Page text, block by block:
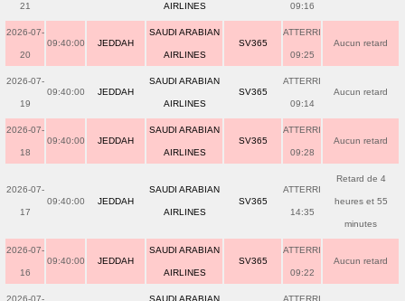
21 AIRLINES 09:16
2026-07-
20
09:40:00 JEDDAH
SAUDI ARABIAN
AIRLINES
SV365
ATTERRI
09:25
Aucun retard
2026-07-
19
09:40:00 JEDDAH
SAUDI ARABIAN
AIRLINES
SV365
ATTERRI
09:14
Aucun retard
2026-07-
18
09:40:00 JEDDAH
SAUDI ARABIAN
AIRLINES
SV365
ATTERRI
09:28
Aucun retard
2026-07-
17
09:40:00 JEDDAH
SAUDI ARABIAN
AIRLINES
SV365
ATTERRI
14:35
Retard de 4
heures et 55
minutes
2026-07-
16
09:40:00 JEDDAH
SAUDI ARABIAN
AIRLINES
SV365
ATTERRI
09:22
Aucun retard
2026-07- SAUDI ARABIAN ATTERRI